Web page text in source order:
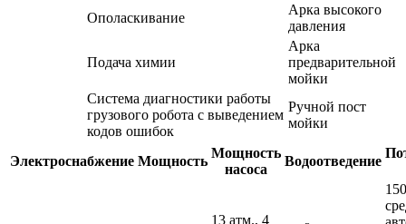
Ополаскивание
Арка высокого
давления
Подача химии
Арка
предварительной
мойки
Система диагностики работы
грузового робота с выведением
кодов ошибок
Ручной пост
мойки
Электроснабжение Мощность
Мощность
насоса
Водоотведение
13 атм., 4